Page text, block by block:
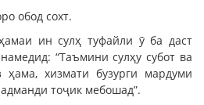
обод сохт.
ин сулҳ туфайли ӯ ба даст
“Таъмини сулҳу субот ва
хизмати бузурги мардуми
тоҷик мебошад”.